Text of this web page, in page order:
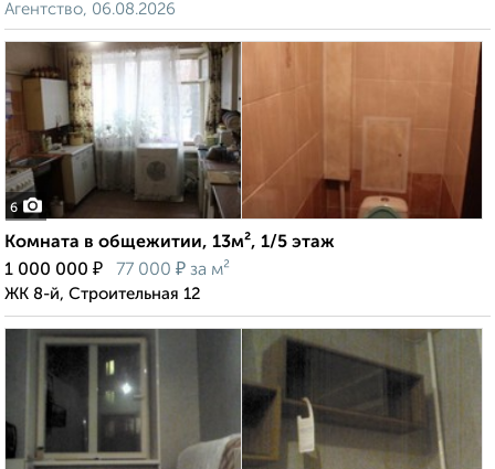
Агентство, 06.08.2026
6
Комната в общежитии, 13м², 1/5 этаж
1 000 000 ₽ 77 000 ₽ за м²
ЖК 8-й, Строительная 12